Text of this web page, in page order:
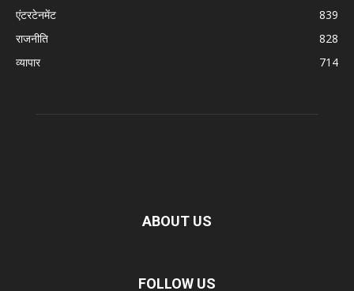
एंटरटेनमेंट
839
राजनीति
828
व्यापार
714
ABOUT US
FOLLOW US